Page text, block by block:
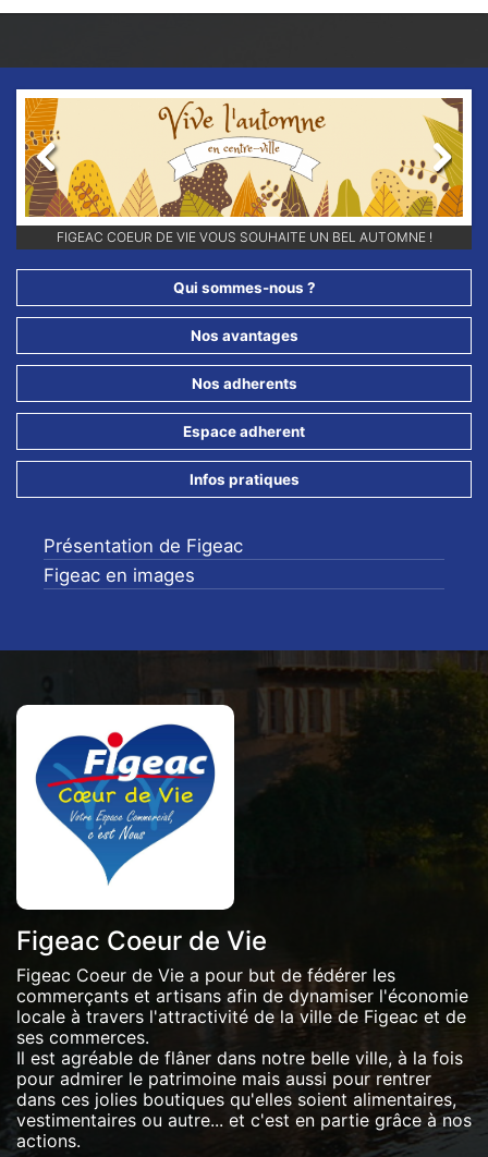
FIGEAC COEUR DE VIE VOUS SOUHAITE UN BEL AUTOMNE !
Previous Next
Qui sommes-nous ?
Nos avantages
Nos adherents
Espace adherent
Infos pratiques
Présentation de Figeac
Figeac en images
Figeac Coeur de Vie
Figeac Coeur de Vie a pour but de fédérer les
commerçants et artisans afin de dynamiser l'économie
locale à travers l'attractivité de la ville de Figeac et de
ses commerces.
Il est agréable de flâner dans notre belle ville, à la fois
pour admirer le patrimoine mais aussi pour rentrer
dans ces jolies boutiques qu'elles soient alimentaires,
vestimentaires ou autre... et c'est en partie grâce à nos
actions.